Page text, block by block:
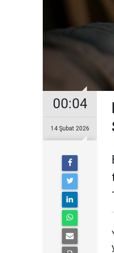
00:04
14 Şubat 2026